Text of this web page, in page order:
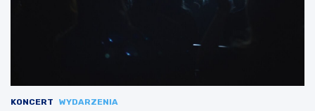
KONCERT WYDARZENIA